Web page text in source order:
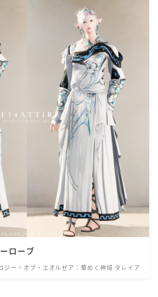
ローブ
ジー・オブ・エオルゼア：華めく神域 タレイア